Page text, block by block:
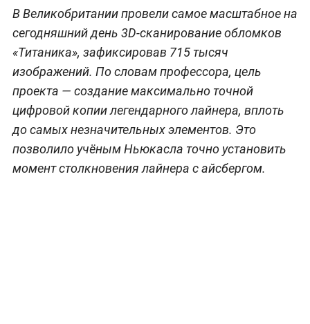
В Великобритании провели самое масштабное на
сегодняшний день 3D-сканирование обломков
«Титаника», зафиксировав 715 тысяч
изображений. По словам профессора, цель
проекта — создание максимально точной
цифровой копии легендарного лайнера, вплоть
до самых незначительных элементов. Это
позволило учёным Ньюкасла точно установить
момент столкновения лайнера с айсбергом.